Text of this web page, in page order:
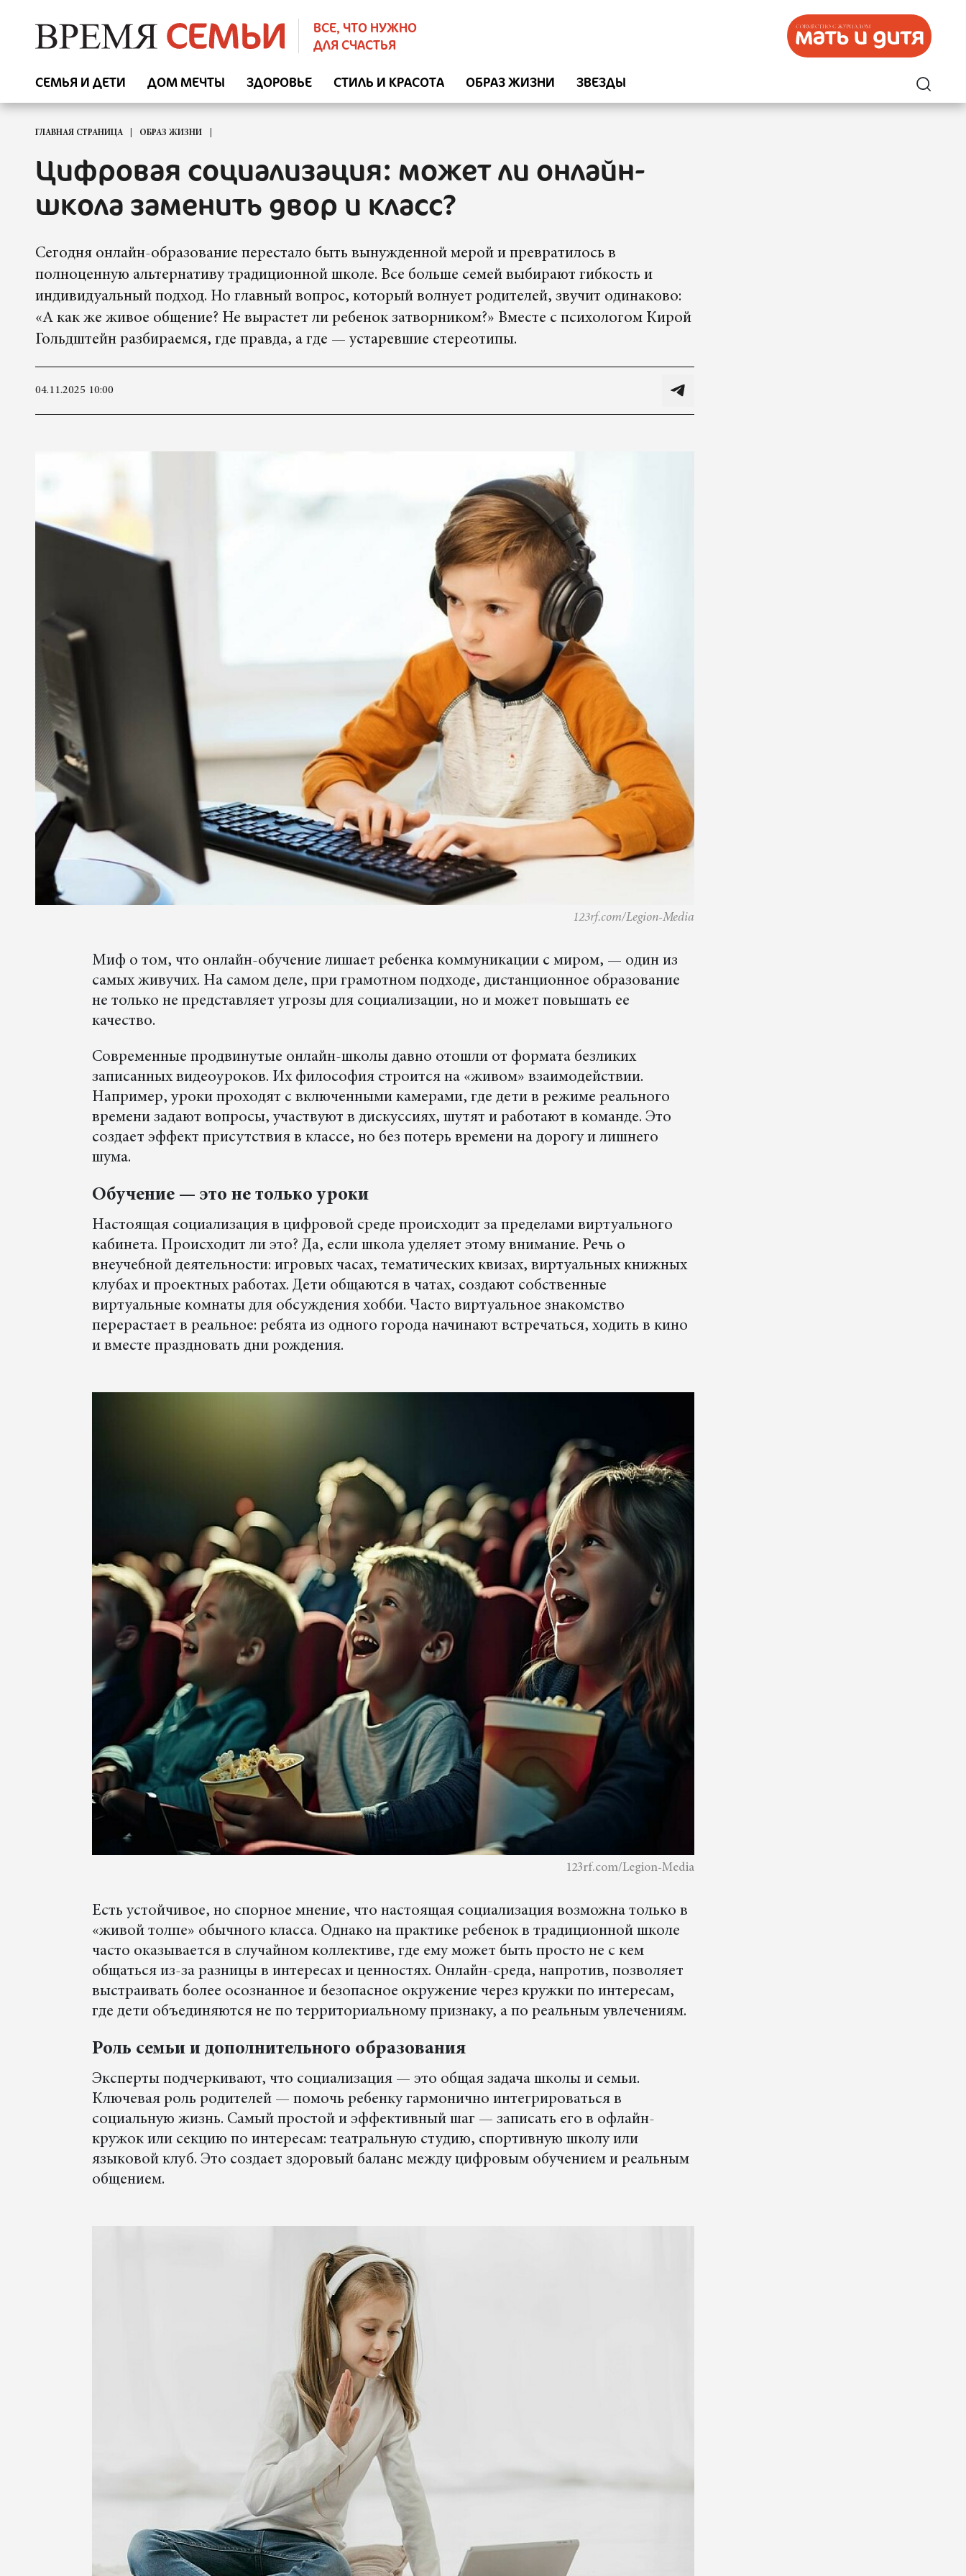
ВСЕ, ЧТО НУЖНО
ДЛЯ СЧАСТЬЯ
СЕМЬЯ И ДЕТИ ДОМ МЕЧТЫ ЗДОРОВЬЕ СТИЛЬ И КРАСОТА ОБРАЗ ЖИЗНИ ЗВЕЗДЫ
ГЛАВНАЯ СТРАНИЦА ОБРАЗ ЖИЗНИ
Цифровая социализация: может ли онлайн-
школа заменить двор и класс?
Сегодня онлайн-образование перестало быть вынужденной мерой и превратилось в
полноценную альтернативу традиционной школе. Все больше семей выбирают гибкость и
индивидуальный подход. Но главный вопрос, который волнует родителей, звучит одинаково:
«А как же живое общение? Не вырастет ли ребенок затворником?» Вместе с психологом Кирой
Гольдштейн разбираемся, где правда, а где — устаревшие стереотипы.
04.11.2025 10:00
123rf.com/Legion-Media
Миф о том, что онлайн-обучение лишает ребенка коммуникации с миром, — один из
самых живучих. На самом деле, при грамотном подходе, дистанционное образование
не только не представляет угрозы для социализации, но и может повышать ее
качество.
Современные продвинутые онлайн-школы давно отошли от формата безликих
записанных видеоуроков. Их философия строится на «живом» взаимодействии.
Например, уроки проходят с включенными камерами, где дети в режиме реального
времени задают вопросы, участвуют в дискуссиях, шутят и работают в команде. Это
создает эффект присутствия в классе, но без потерь времени на дорогу и лишнего
шума.
Обучение — это не только уроки
Настоящая социализация в цифровой среде происходит за пределами виртуального
кабинета. Происходит ли это? Да, если школа уделяет этому внимание. Речь о
внеучебной деятельности: игровых часах, тематических квизах, виртуальных книжных
клубах и проектных работах. Дети общаются в чатах, создают собственные
виртуальные комнаты для обсуждения хобби. Часто виртуальное знакомство
перерастает в реальное: ребята из одного города начинают встречаться, ходить в кино
и вместе праздновать дни рождения.
123rf.com/Legion-Media
Есть устойчивое, но спорное мнение, что настоящая социализация возможна только в
«живой толпе» обычного класса. Однако на практике ребенок в традиционной школе
часто оказывается в случайном коллективе, где ему может быть просто не с кем
общаться из-за разницы в интересах и ценностях. Онлайн-среда, напротив, позволяет
выстраивать более осознанное и безопасное окружение через кружки по интересам,
где дети объединяются не по территориальному признаку, а по реальным увлечениям.
Роль семьи и дополнительного образования
Эксперты подчеркивают, что социализация — это общая задача школы и семьи.
Ключевая роль родителей — помочь ребенку гармонично интегрироваться в
социальную жизнь. Самый простой и эффективный шаг — записать его в офлайн-
кружок или секцию по интересам: театральную студию, спортивную школу или
языковой клуб. Это создает здоровый баланс между цифровым обучением и реальным
общением.